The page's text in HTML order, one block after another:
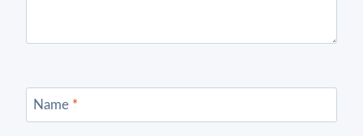
Name *